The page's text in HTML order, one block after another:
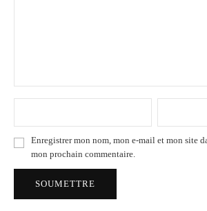
Enregistrer mon nom, mon e-mail et mon site
mon prochain commentaire.